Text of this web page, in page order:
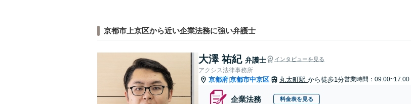
京都市上京区から近い企業法務に強い弁護士
大澤 祐紀 弁護士 インタビューを見る
アクシス法律事務所
京都府 京都市中京区 丸太町駅 から徒歩1分営業時間：09:00~17:00
企業法務 料金表を見る